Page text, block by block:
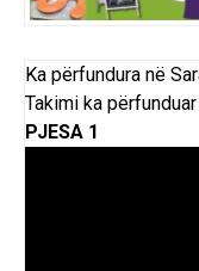
Ka përfundura në
Takimi ka
PJESA 1